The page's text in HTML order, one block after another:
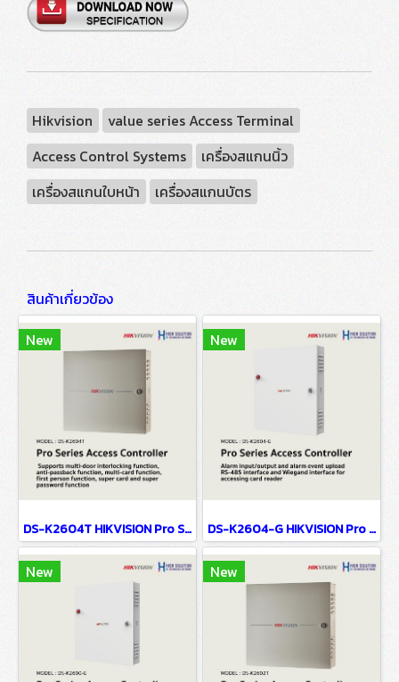
Hikvision
value series Access Terminal
Access Control Systems
เครื่องสแกนนิ้ว
เครื่องสแกนใบหน้า
เครื่องสแกนบัตร
สินค้าเกี่ยวข้อง
New
DS-K2604T HIKVISION Pro Series Access Controller
New
DS-K2604-G HIKVISION Pro Series Access Controller
New New